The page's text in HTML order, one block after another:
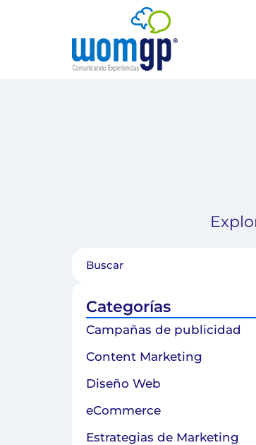
Categorías
Campañas de publicidad
Content Marketing
Diseño Web
eCommerce
Estrategias de Marketing